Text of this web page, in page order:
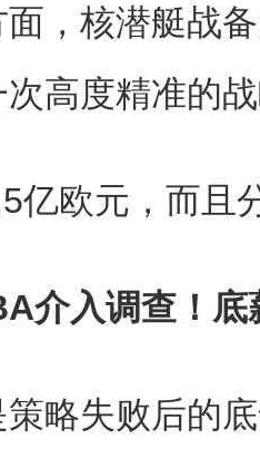
，核潜艇战
高度精准的
亿欧元，而且
介入调查！
略失败后的